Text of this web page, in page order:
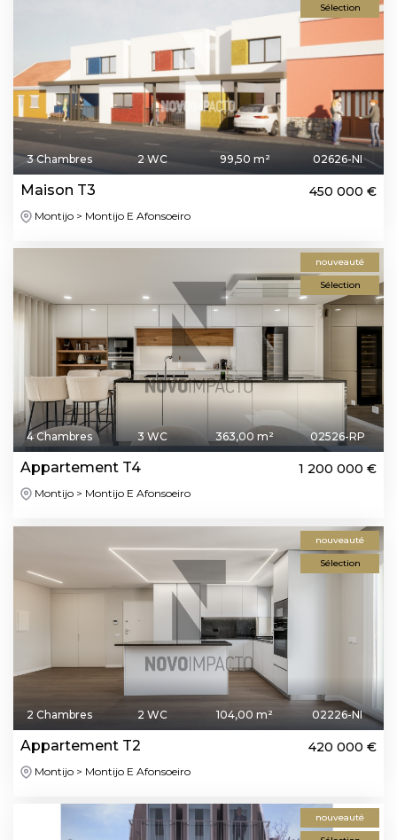
Sélection
3 Chambres 2 WC 99,50 m² 02626-NI
Maison T3 450 000 €
Montijo > Montijo E Afonsoeiro
nouveauté
Sélection
4 Chambres 3 WC 363,00 m² 02526-RP
Appartement T4 1 200 000 €
Montijo > Montijo E Afonsoeiro
nouveauté
Sélection
2 Chambres 2 WC 104,00 m² 02226-NI
Appartement T2 420 000 €
Montijo > Montijo E Afonsoeiro
nouveauté